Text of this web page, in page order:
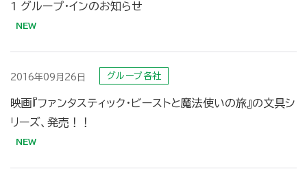
1 グループ・インのお知らせ
2016年09月26日 グループ各社
映画『ファンタスティック・ビーストと魔法使いの旅』の文具シ
リーズ、発売！！